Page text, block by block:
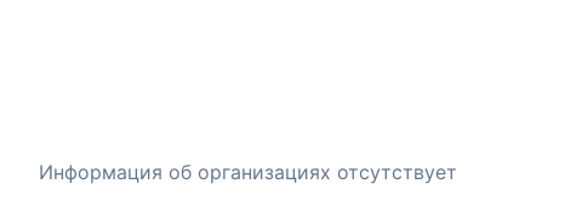
Информация об организациях отсутствует